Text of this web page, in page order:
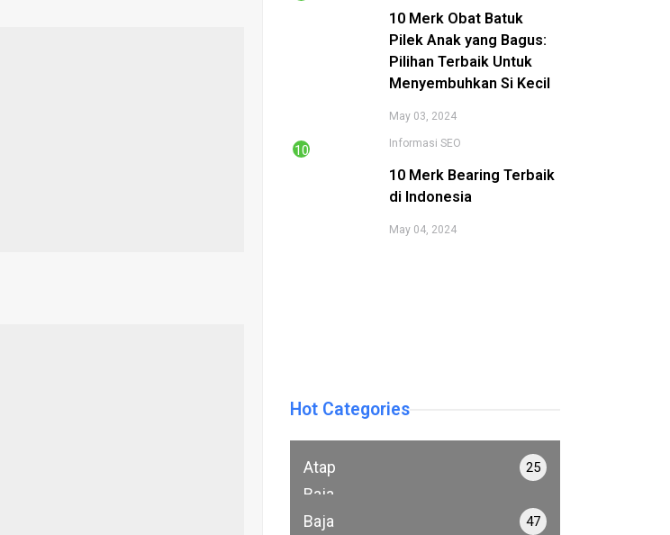
10 Merk Obat Batuk
Pilek Anak yang Bagus:
Pilihan Terbaik Untuk
Menyembuhkan Si Kecil
May 03, 2024
Informasi SEO
10 Merk Bearing Terbaik
di Indonesia
May 04, 2024
Hot Categories
Atap
Baja
Ringan
25
Baja
47